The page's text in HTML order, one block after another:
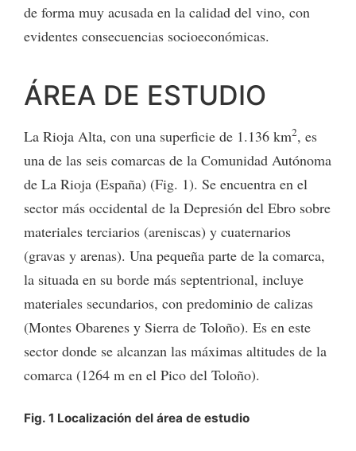
de forma muy acusada en la calidad del vino, con
evidentes consecuencias socioeconómicas.
ÁREA DE ESTUDIO
La Rioja Alta, con una superficie de 1.136 km2, es
una de las seis comarcas de la Comunidad Autónoma
de La Rioja (España) (Fig. 1). Se encuentra en el
sector más occidental de la Depresión del Ebro sobre
materiales terciarios (areniscas) y cuaternarios
(gravas y arenas). Una pequeña parte de la comarca,
la situada en su borde más septentrional, incluye
materiales secundarios, con predominio de calizas
(Montes Obarenes y Sierra de Toloño). Es en este
sector donde se alcanzan las máximas altitudes de la
comarca (1264 m en el Pico del Toloño).
Fig. 1 Localización del área de estudio